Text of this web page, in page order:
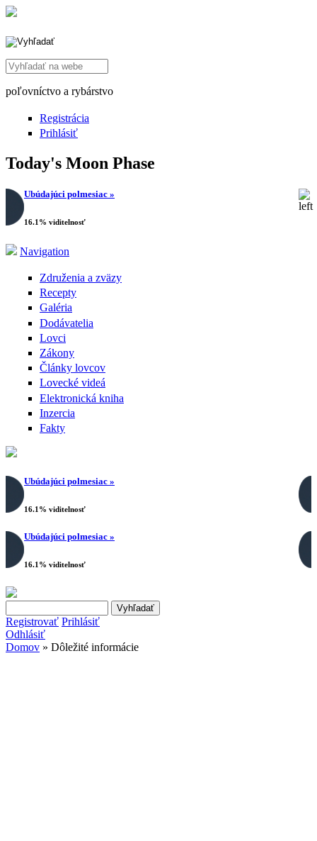
Search this site
poľovníctvo a rybárstvo
Registrácia
Prihlásiť
Today's Moon Phase
Ubúdajúci polmesiac »
16.1% viditelnosť
Navigation
Združenia a zväzy
Recepty
Galéria
Dodávatelia
Lovci
Zákony
Články lovcov
Lovecké videá
Elektronická kniha
Inzercia
Fakty
Ubúdajúci polmesiac »
16.1% viditelnosť
Ubúdajúci polmesiac »
16.1% viditelnosť
Vyhľadávanie
Registrovať Prihlásiť
Odhlásiť
Domov » Dôležité informácie